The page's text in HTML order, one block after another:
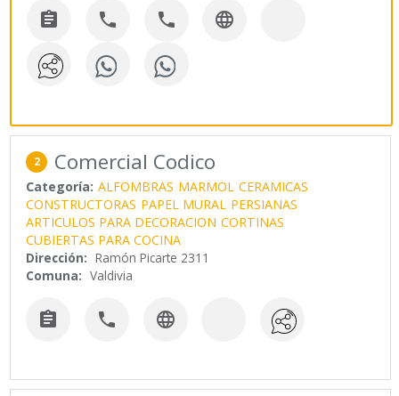
   
2 Comercial Codico
Categoría: ALFOMBRAS MARMOL CERAMICAS
CONSTRUCTORAS PAPEL MURAL PERSIANAS
ARTICULOS PARA DECORACION CORTINAS
CUBIERTAS PARA COCINA
Dirección: Ramón Picarte 2311
Comuna: Valdivia
  